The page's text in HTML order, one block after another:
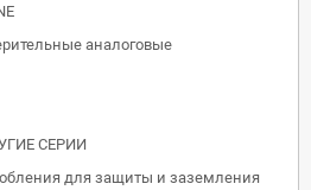
аналоговые
СЕРИИ
для защиты и заземления